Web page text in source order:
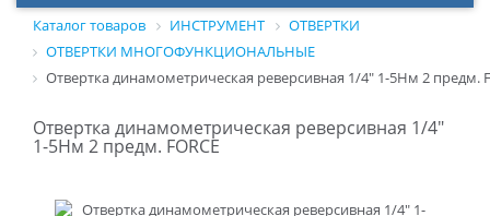
Каталог товаров ИНСТРУМЕНТ
ОТВЕРТКИ
ОТВЕРТКИ МНОГОФУНКЦИОНАЛЬНЫЕ
Отвертка динамометрическая реверсивная 1/4" 1-5Нм 2 предм.
Отвертка динамометрическая реверсивная 1/4"
1-5Нм 2 предм. FORCE